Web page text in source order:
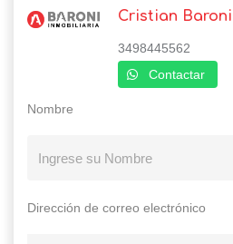
Cristian Baroni
3498445562
Contactar
Nombre
Dirección de correo electrónico